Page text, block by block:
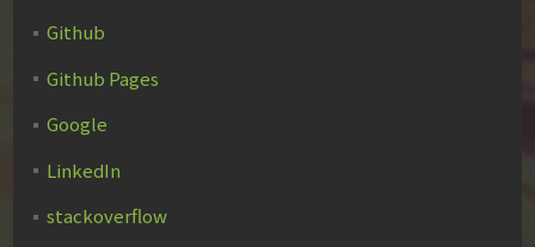
Github
Github Pages
Google
LinkedIn
stackoverflow